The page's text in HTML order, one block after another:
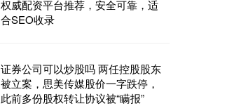
权威配资平台推荐，安全可靠，适
合SEO收录
证券公司可以炒股吗 两任控股股东
被立案，思美传媒股价一字跌停，
此前多份股权转让协议被“瞒报”